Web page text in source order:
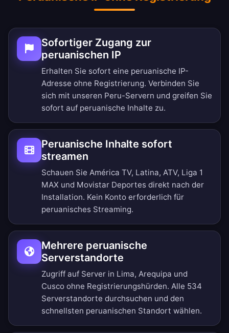
Sofortiger Zugang zur
peruanischen IP
Erhalten Sie sofort eine peruanische IP-
Adresse ohne Registrierung. Verbinden Sie
sich mit unseren Peru-Servern und greifen Sie
sofort auf peruanische Inhalte zu.
Peruanische Inhalte sofort
streamen
Schauen Sie América TV, Latina, ATV, Liga 1
MAX und Movistar Deportes direkt nach der
Installation. Kein Konto erforderlich für
peruanisches Streaming.
Mehrere peruanische
Serverstandorte
Zugriff auf Server in Lima, Arequipa und
Cusco ohne Registrierungshürden. Alle 534
Serverstandorte durchsuchen und den
schnellsten peruanischen Standort wählen.